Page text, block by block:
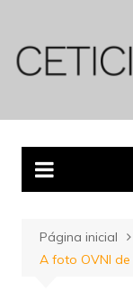
conteúdo
Página inicial
A foto OVNI